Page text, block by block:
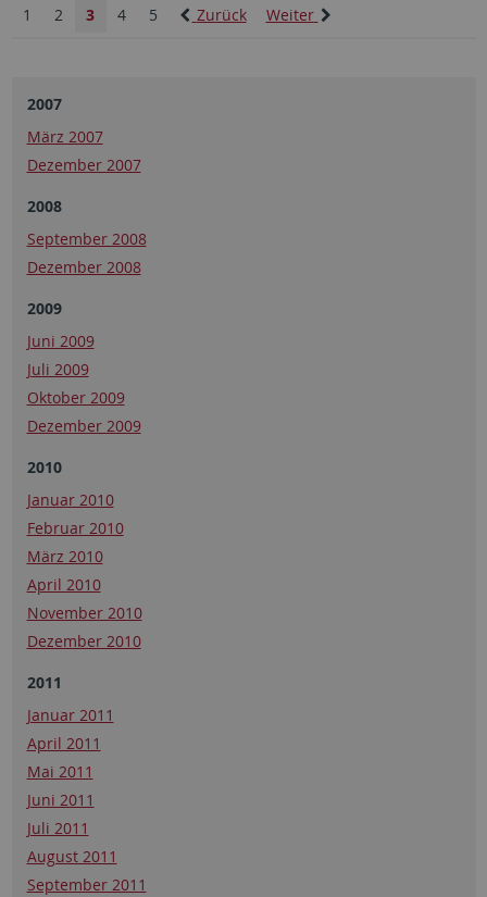
Zurück
1 2 3 4 5 Weiter
2007
März 2007
Dezember 2007
2008
September 2008
Dezember 2008
2009
Juni 2009
Juli 2009
Oktober 2009
Dezember 2009
2010
Januar 2010
Februar 2010
März 2010
April 2010
November 2010
Dezember 2010
2011
Januar 2011
April 2011
Mai 2011
Juni 2011
Juli 2011
August 2011
September 2011